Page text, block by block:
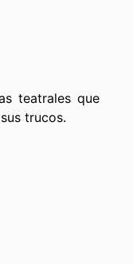
teatrales que
trucos.